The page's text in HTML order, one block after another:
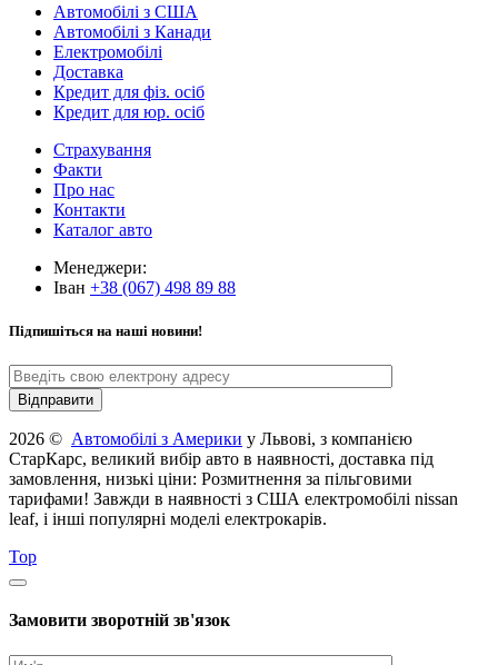
Автомобілі з США
Автомобілі з Канади
Електромобілі
Доставка
Кредит для фіз. осіб
Кредит для юр. осіб
Страхування
Факти
Про нас
Контакти
Каталог авто
Менеджери:
Іван +38 (067) 498 89 88
Підпишіться на наші новини!
2026 © Автомобілі з Америки у Львові, з компанією
СтарКарс, великий вибір авто в наявності, доставка під
замовлення, низькі ціни: Розмитнення за пільговими
тарифами! Завжди в наявності з США електромобілі nissan
leaf, і інші популярні моделі електрокарів.
Top
Замовити зворотній зв'язок